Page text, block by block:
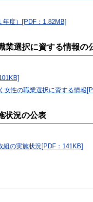
年度）[PDF：1.82MB]
業選択に資する情報の
女性の職業選択に資する情報
状況の公表
組の実施状況[PDF：141KB]